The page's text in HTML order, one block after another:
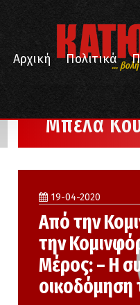
...
Αρχική
Πολιτικά
Μπέλα Κουν
Μπέλα
19-04-2020
Από την
την
Μέρος: – Η
οικοδόμηση